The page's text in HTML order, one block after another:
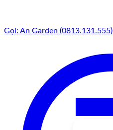
Gọi: An Garden (0813.131.555)